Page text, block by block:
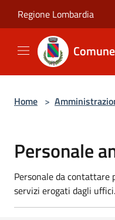
Regione Lombardia
Home >
Personale
Personale da contattare
servizi erogati dagli uffici.